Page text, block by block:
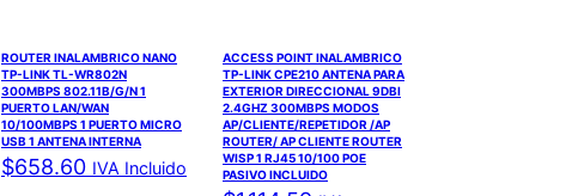
ROUTER INALAMBRICO NANO
TP-LINK TL-WR802N
300MBPS 802.11B/G/N 1
PUERTO LAN/WAN
10/100MBPS 1 PUERTO MICRO
USB 1 ANTENA INTERNA
$658.60 IVA Incluido
ACCESS POINT INALAMBRICO
TP-LINK CPE210 ANTENA PARA
EXTERIOR DIRECCIONAL 9DBI
2.4GHZ 300MBPS MODOS
AP/CLIENTE/REPETIDOR /AP
ROUTER/ AP CLIENTE ROUTER
WISP 1 RJ45 10/100 POE
PASIVO INCLUIDO